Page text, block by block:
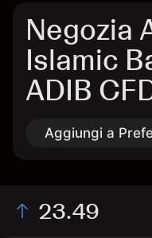
Negozia
Islamic
ADIB
Aggiungi a
23.49